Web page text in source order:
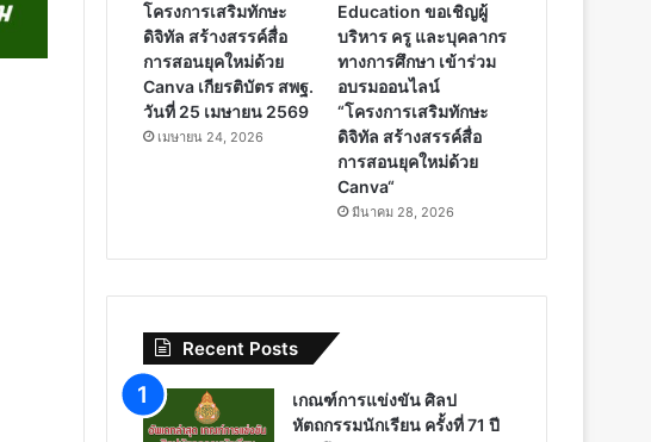
โครงการเสริมทักษะ
ดิจิทัล สร้างสรรค์สื่อ
การสอนยุคใหม่ด้วย
Canva เกียรติบัตร สพฐ.
วันที่ 25 เมษายน 2569
เมษายน 24, 2026
Education ขอเชิญผู้
บริหาร ครู และบุคลากร
ทางการศึกษา เข้าร่วม
อบรมออนไลน์
“โครงการเสริมทักษะ
ดิจิทัล สร้างสรรค์สื่อ
การสอนยุคใหม่ด้วย
Canva“
มีนาคม 28, 2026
Recent Posts
เกณฑ์การแข่งขัน ศิลป
หัตถกรรมนักเรียน ครั้งที่ 71 ปี